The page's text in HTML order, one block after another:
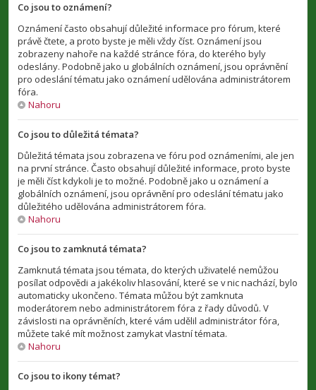
Co jsou to oznámení?
Oznámení často obsahují důležité informace pro fórum, které
právě čtete, a proto byste je měli vždy číst. Oznámení jsou
zobrazeny nahoře na každé stránce fóra, do kterého byly
odeslány. Podobně jako u globálních oznámení, jsou oprávnění
pro odeslání tématu jako oznámení udělována administrátorem
fóra.
Nahoru
Co jsou to důležitá témata?
Důležitá témata jsou zobrazena ve fóru pod oznámeními, ale jen
na první stránce. Často obsahují důležité informace, proto byste
je měli číst kdykoli je to možné. Podobně jako u oznámení a
globálních oznámení, jsou oprávnění pro odeslání tématu jako
důležitého udělována administrátorem fóra.
Nahoru
Co jsou to zamknutá témata?
Zamknutá témata jsou témata, do kterých uživatelé nemůžou
posílat odpovědi a jakékoliv hlasování, které se v nic nachází, bylo
automaticky ukončeno. Témata můžou být zamknuta
moderátorem nebo administrátorem fóra z řady důvodů. V
závislosti na oprávněních, které vám udělil administrátor fóra,
můžete také mít možnost zamykat vlastní témata.
Nahoru
Co jsou to ikony témat?